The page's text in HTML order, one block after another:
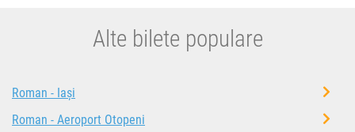
Alte bilete populare
Roman - Iași
Roman - Aeroport Otopeni